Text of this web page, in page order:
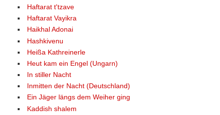
Haftarat t'tzave
Haftarat Vayikra
Haikhal Adonai
Hashkivenu
Heißa Kathreinerle
Heut kam ein Engel (Ungarn)
In stiller Nacht
Inmitten der Nacht (Deutschland)
Ein Jäger längs dem Weiher ging
Kaddish shalem